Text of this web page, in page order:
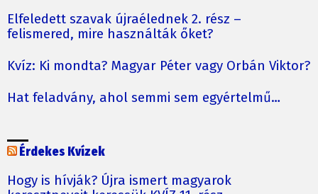
Elfeledett szavak újraélednek 2. rész –
felismered, mire használták őket?
Kvíz: Ki mondta? Magyar Péter vagy Orbán Viktor?
Hat feladvány, ahol semmi sem egyértelmű…
Érdekes Kvízek
Hogy is hívják? Újra ismert magyarok